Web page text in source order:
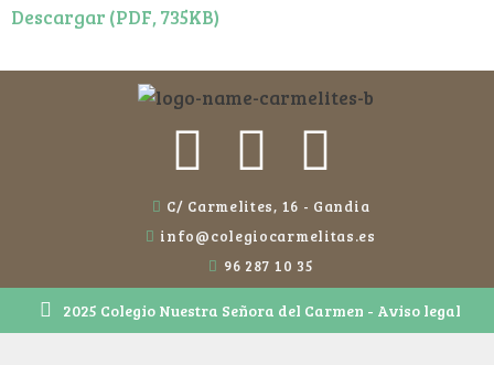
Descargar (PDF, 735KB)
C/ Carmelites, 16 - Gandia
info@colegiocarmelitas.es
96 287 10 35
2025 Colegio Nuestra Señora del Carmen - Aviso legal